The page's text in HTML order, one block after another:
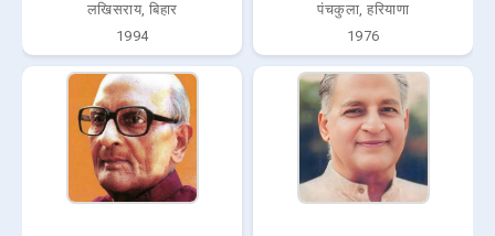
लखिसराय, बिहार
1994
पंचकुला, हरियाणा
1976